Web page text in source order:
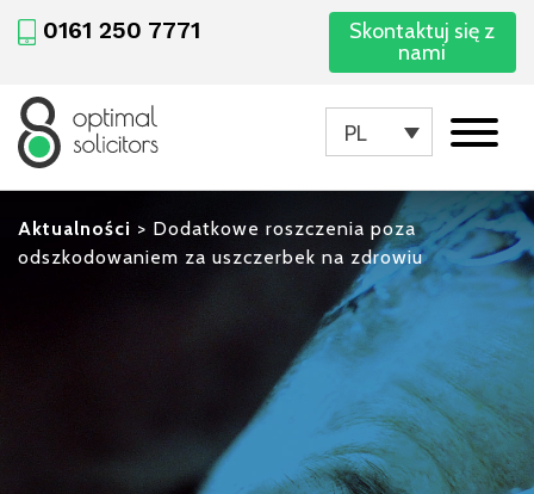
0161 250 7771
Skontaktuj się z
nami
PL
Aktualności > Dodatkowe roszczenia poza
odszkodowaniem za uszczerbek na zdrowiu